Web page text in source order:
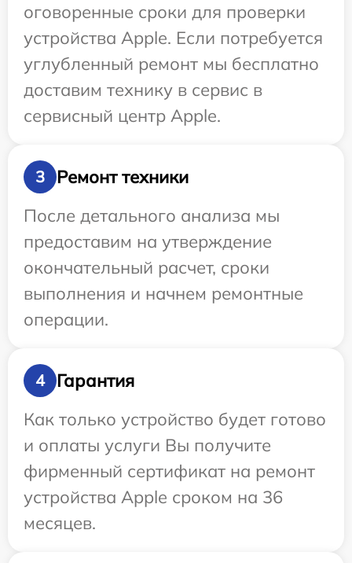
оговоренные сроки для проверки
устройства Apple. Если потребуется
углубленный ремонт мы бесплатно
доставим технику в сервис в
сервисный центр Apple.
3
Ремонт техники
После детального анализа мы
предоставим на утверждение
окончательный расчет, сроки
выполнения и начнем ремонтные
операции.
4
Гарантия
Как только устройство будет готово
и оплаты услуги Вы получите
фирменный сертификат на ремонт
устройства Apple сроком на 36
месяцев.